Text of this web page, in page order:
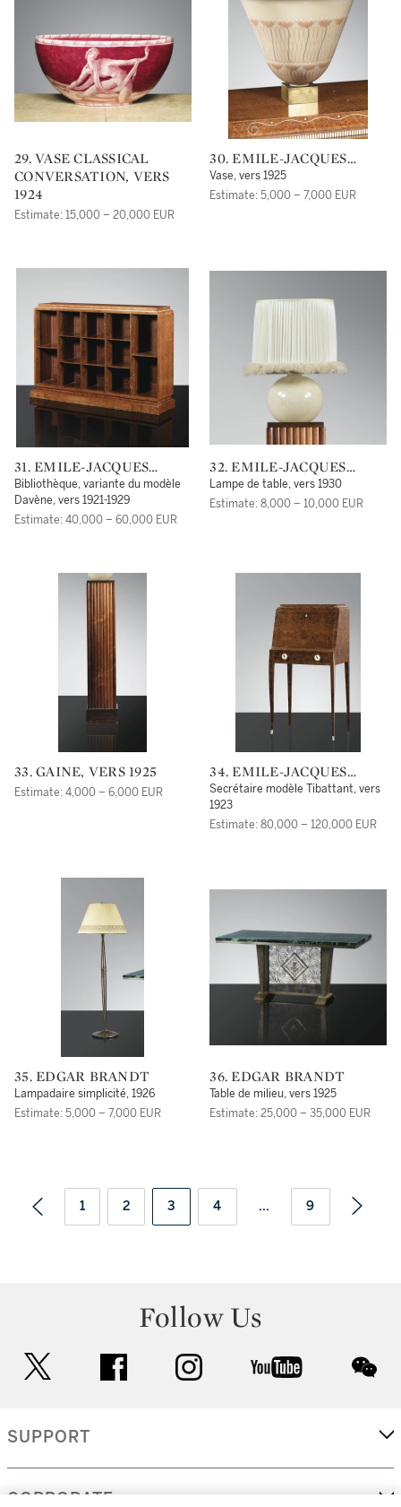
29. VASE CLASSICAL
CONVERSATION, VERS
1924
Estimate: 15,000 – 20,000 EUR
30. EMILE-JACQUES
RUHLMANN
Vase, vers 1925
Estimate: 5,000 – 7,000 EUR
31. EMILE-JACQUES
RUHLMANN
Bibliothèque, variante du modèle
Davène, vers 1921-1929
Estimate: 40,000 – 60,000 EUR
32. EMILE-JACQUES
RUHLMANN
Lampe de table, vers 1930
Estimate: 8,000 – 10,000 EUR
33. GAINE, VERS 1925
Estimate: 4,000 – 6,000 EUR
34. EMILE-JACQUES
RUHLMANN
Secrétaire modèle Tibattant, vers
1923
Estimate: 80,000 – 120,000 EUR
35. EDGAR BRANDT
Lampadaire simplicité, 1926
Estimate: 5,000 – 7,000 EUR
36. EDGAR BRANDT
Table de milieu, vers 1925
Estimate: 25,000 – 35,000 EUR
1 2 3 4 ... 9
Follow Us
facebook instagram youtube
SUPPORT
CORPORATE